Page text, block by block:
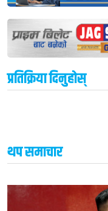
प्रतिक्रिया दिनुहोस्
थप समाचार